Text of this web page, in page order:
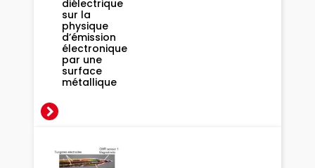
n
t
l
r
diélectrique
sur la
physique
d’émission
électronique
par une
surface
métallique